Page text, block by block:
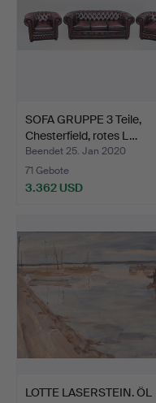
SOFA GRUPPE 3 Teile,
Chesterfield, rotes L…
Beendet 25. Jan 2020
71 Gebote
3.362 USD
LOTTE LASERSTEIN. ÖL